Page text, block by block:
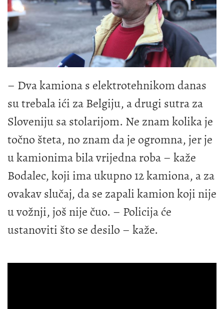
– Dva kamiona s elektrotehnikom danas
su trebala ići za Belgiju, a drugi sutra za
Sloveniju sa stolarijom. Ne znam kolika je
točno šteta, no znam da je ogromna, jer je
u kamionima bila vrijedna roba – kaže
Bodalec, koji ima ukupno 12 kamiona, a za
ovakav slučaj, da se zapali kamion koji nije
u vožnji, još nije čuo. – Policija će
ustanoviti što se desilo – kaže.